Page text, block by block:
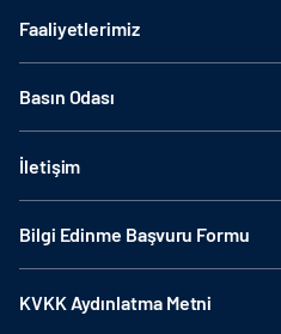
Faaliyetlerimiz
Basın Odası
İletişim
Bilgi Edinme Başvuru Formu
KVKK Aydınlatma Metni